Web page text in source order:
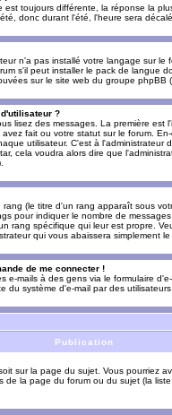
toujours différente, la réponse la
donc durant l'été, l'heure sera
n'a pas installé votre langage sur
s'il peut installer le pack de langue
sur le site web du groupe phpBB
?
lisez des messages. La première
fait ou votre statut sur le forum.
utilisateur. C'est à l'administrateur
cela voudra alors dire que
(le titre d'un rang apparaît sous
pour indiquer le nombre de
rang spécifique qui leur est propre.
qui vous abaissera simplement
de me connecter !
e-mails à des gens via le formulaire
du système d'e-mail par des utilisateurs
Publication
sur la page du sujet. Vous pourriez
de la page du forum ou du sujet (la liste